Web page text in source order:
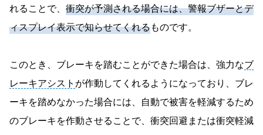
れることで、 衝突が予測される場合には、警報ブザーとデ
ィスプレイ表示で知らせてくれるものです。
このとき、ブレーキを踏むことができた場合は、強力なブ
レーキアシスト が作動してくれるようになっており、ブレ
ーキを踏めなかった場合には、自動で被害を軽減するため
のブレーキを作動させることで、衝突回避または衝突軽減